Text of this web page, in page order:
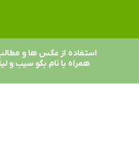
استفاده از عکس ها و
همراه با نام بگو سیب و